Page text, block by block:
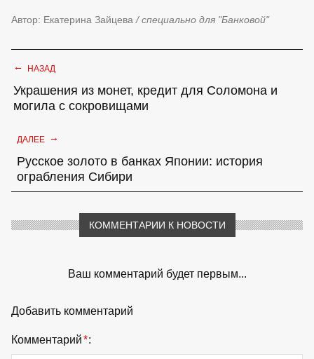
Автор: Екатерина Зайцева / специально для "Банковой"
← НАЗАД
Украшения из монет, кредит для Соломона и
могила с сокровищами
ДАЛЕЕ →
Русское золото в банках Японии: история
ограбления Сибири
КОММЕНТАРИИ К НОВОСТИ
Ваш комментарий будет первым...
Добавить комментарий
Комментарий*: